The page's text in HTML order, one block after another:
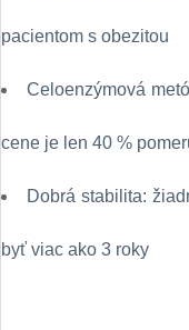
pacientom s obezitou
Celoenzýmová
cene je len 40 %
Dobrá stabilita:
byť viac ako 3 roky